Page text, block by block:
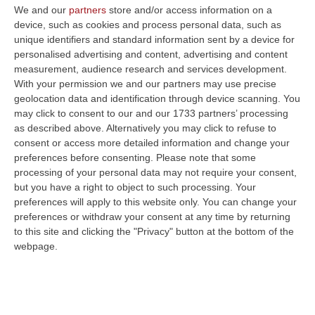
We and our partners store and/or access information on a
device, such as cookies and process personal data, such as
unique identifiers and standard information sent by a device for
personalised advertising and content, advertising and content
measurement, audience research and services development.
With your permission we and our partners may use precise
geolocation data and identification through device scanning. You
may click to consent to our and our 1733 partners’ processing
as described above. Alternatively you may click to refuse to
consent or access more detailed information and change your
preferences before consenting. Please note that some
processing of your personal data may not require your consent,
but you have a right to object to such processing. Your
preferences will apply to this website only. You can change your
preferences or withdraw your consent at any time by returning
to this site and clicking the "Privacy" button at the bottom of the
webpage.
lavoro. La Calabria della gastronomia elevata
a regina d’Italia da…
Pubblicato il: 25/05/17 – 5:54
La valorizzazione del turismo in un'app